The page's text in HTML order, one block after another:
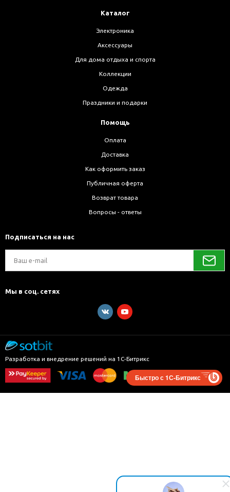
Каталог
Электроника
Аксессуары
Для дома отдыха и спорта
Коллекции
Одежда
Праздники и подарки
Помощь
Оплата
Доставка
Как оформить заказ
Публичная оферта
Возврат товара
Вопросы - ответы
Подписаться на нас
Мы в соц. сетях
Разработка и внедрение решений на 1С-Битрикс
Быстро с 1С-Битрикс